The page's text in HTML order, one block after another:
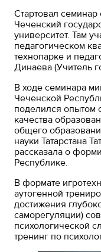
Стартовал семинар
Чеченский
университет. Там
педагогическом
технопарке и
Динаева (Учитель
В ходе семинара
Чеченской
поделился опытом
качества
общего
науки Татарстана
рассказала о
Республике.
В формате
аутогенной
достижения
саморегуляции)
психологической
тренинг по